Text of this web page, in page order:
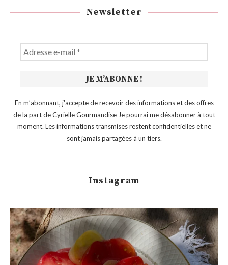
Newsletter
En m’abonnant, j'accepte de recevoir des informations et des offres
de la part de Cyrielle Gourmandise Je pourrai me désabonner à tout
moment. Les informations transmises restent confidentielles et ne
sont jamais partagées à un tiers.
Instagram